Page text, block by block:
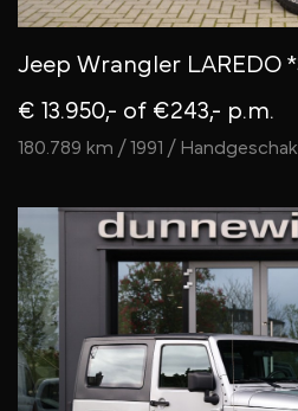
Jeep Wrangler LAREDO
€ 13.950,- of €243,- p.m.
180.789 km / 1991 /